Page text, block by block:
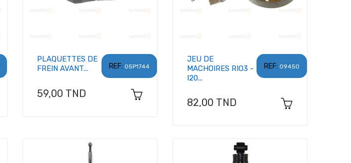
REF: 05P1744
PLAQUETTES DE
FREIN AVANT...
Prix
59,00 TND
REF: 09450
JEU DE
MACHOIRES RIO3 -
I20...
Prix
82,00 TND